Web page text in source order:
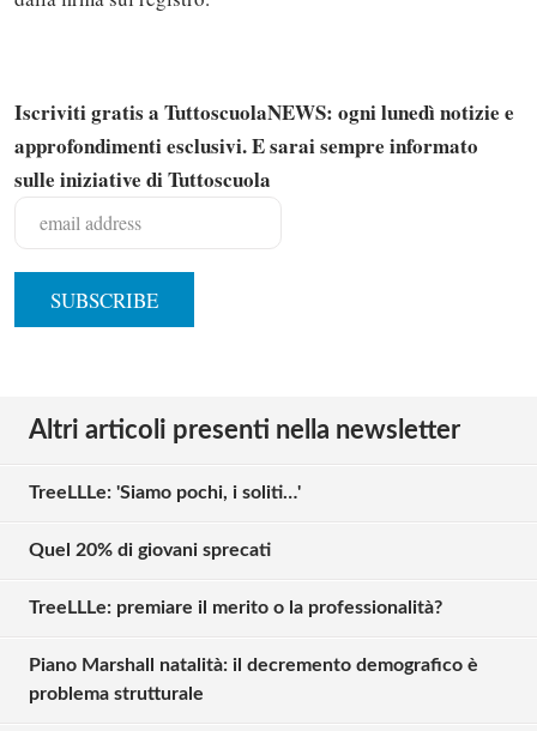
Iscriviti gratis a TuttoscuolaNEWS: ogni lunedì notizie e
approfondimenti esclusivi. E sarai sempre informato
sulle iniziative di Tuttoscuola
Altri articoli presenti nella newsletter
TreeLLLe: 'Siamo pochi, i soliti…'
Quel 20% di giovani sprecati
TreeLLLe: premiare il merito o la professionalità?
Piano Marshall natalità: il decremento demografico è
problema strutturale